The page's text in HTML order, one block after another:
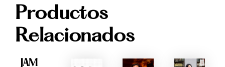
Productos
Relacionados
JAM